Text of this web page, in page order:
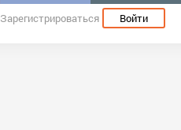
Зарегистрироваться Войти